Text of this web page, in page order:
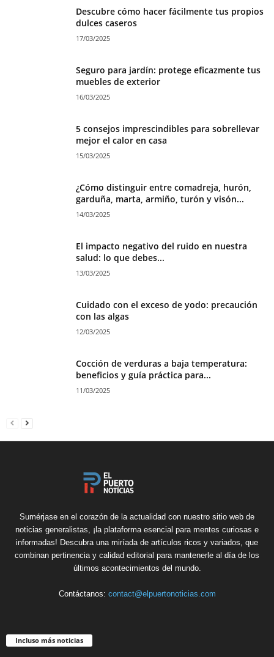
Descubre cómo hacer fácilmente tus propios
dulces caseros
17/03/2025
Seguro para jardín: protege eficazmente tus
muebles de exterior
16/03/2025
5 consejos imprescindibles para sobrellevar
mejor el calor en casa
15/03/2025
¿Cómo distinguir entre comadreja, hurón,
garduña, marta, armiño, turón y visón...
14/03/2025
El impacto negativo del ruido en nuestra
salud: lo que debes...
13/03/2025
Cuidado con el exceso de yodo: precaución
con las algas
12/03/2025
Cocción de verduras a baja temperatura:
beneficios y guía práctica para...
11/03/2025
Sumérjase en el corazón de la actualidad con nuestro sitio web de
noticias generalistas, ¡la plataforma esencial para mentes curiosas e
informadas! Descubra una miríada de artículos ricos y variados, que
combinan pertinencia y calidad editorial para mantenerle al día de los
últimos acontecimientos del mundo.
Contáctanos: contact@elpuertonoticias.com
Incluso más noticias